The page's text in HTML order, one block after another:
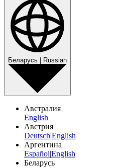
Беларусь | Russian
Австралия
English
Австрия
Deutsch|English
Аргентина
Español|English
Беларусь